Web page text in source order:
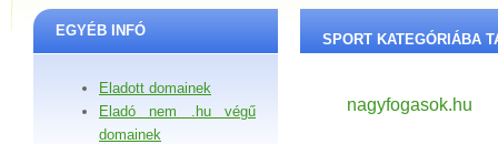
EGYÉB INFÓ
Eladott domainek
Eladó nem .hu végű
domainek
SPORT KATEGÓRIÁBA
nagyfogasok.hu